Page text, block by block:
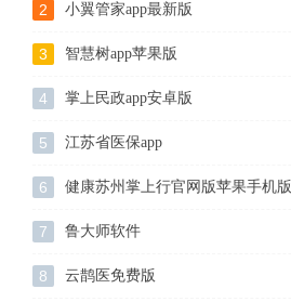
2 小翼管家app最新版
3 智慧树app苹果版
4 掌上民政app安卓版
5 江苏省医保app
6 健康苏州掌上行官网版苹果手机版
7 鲁大师软件
8 云鹊医免费版